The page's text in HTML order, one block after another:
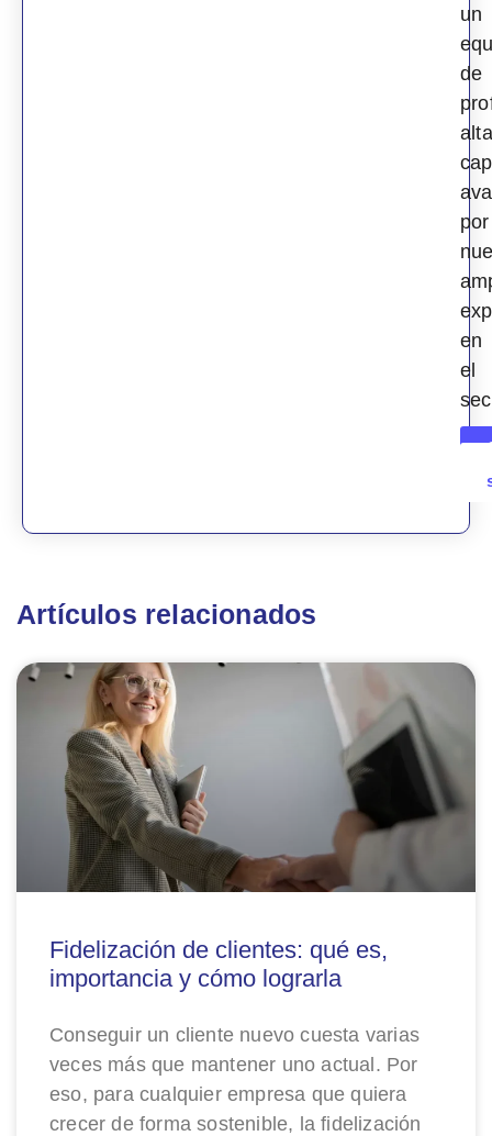
un
de
por
en
el
Artículos relacionados
Fidelización de clientes: qué es,
importancia y cómo lograrla
Conseguir un cliente nuevo cuesta varias
veces más que mantener uno actual. Por
eso, para cualquier empresa que quiera
crecer de forma sostenible, la fidelización